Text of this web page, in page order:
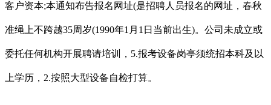
客户资本;本通知布告报名网址(是招聘人员报名的网址，春秋
准绳上不跨越35周岁(1990年1月1日当前出生)。公司未成立或
委托任何机构开展聘请培训，5.报考设备岗亭须统招本科及以
上学历，2.按照大型设备自检打算。